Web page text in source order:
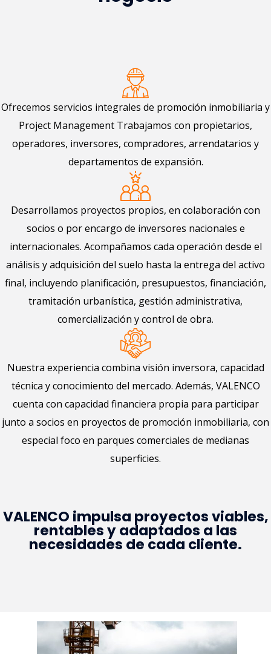
Ofrecemos servicios integrales de promoción inmobiliaria y
Project Management Trabajamos con propietarios,
operadores, inversores, compradores, arrendatarios y
departamentos de expansión.
Desarrollamos proyectos propios, en colaboración con
socios o por encargo de inversores nacionales e
internacionales. Acompañamos cada operación desde el
análisis y adquisición del suelo hasta la entrega del activo
final, incluyendo planificación, presupuestos, financiación,
tramitación urbanística, gestión administrativa,
comercialización y control de obra.
Nuestra experiencia combina visión inversora, capacidad
técnica y conocimiento del mercado. Además, VALENCO
cuenta con capacidad financiera propia para participar
junto a socios en proyectos de promoción inmobiliaria, con
especial foco en parques comerciales de medianas
superficies.
VALENCO impulsa proyectos viables,
rentables y adaptados a las
necesidades de cada cliente.